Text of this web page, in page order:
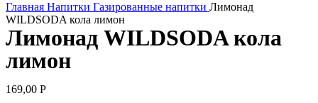
Главная Напитки Газированные напитки Лимонад
WILDSODA кола лимон
Лимонад WILDSODA кола
лимон
169,00 Р